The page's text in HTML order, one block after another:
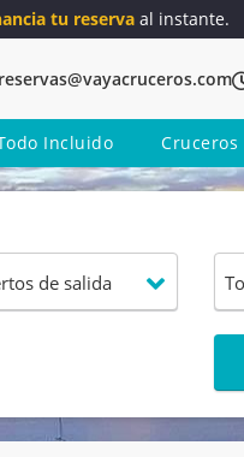
tu reserva al instante.
reservas@vayacruceros.com
Incluido Cruceros